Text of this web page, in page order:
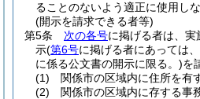
ることのないよう適正に使用し
(開示を請求できる者等)
第5条
次の各号に掲げる者は、実
示(第6号に掲げる者にあっては
に係る公文書の開示に限る。)を
(1)
関係市の区域内に住所を有
(2)
関係市の区域内に存する事